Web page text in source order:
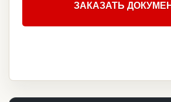
ЗАКАЗАТЬ